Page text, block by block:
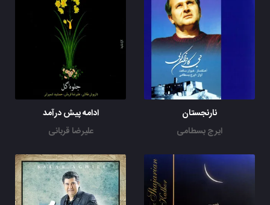
نارنجستان
ایرج بسطامی
ادامه پیش درآمد
علیرضا قربانی